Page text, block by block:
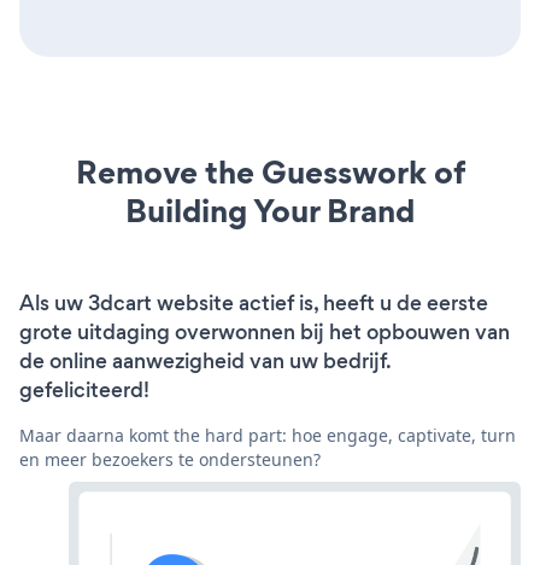
Remove the Guesswork of
Building Your Brand
Als uw 3dcart website actief is, heeft u de eerste
grote uitdaging overwonnen bij het opbouwen van
de online aanwezigheid van uw bedrijf.
gefeliciteerd!
Maar daarna komt the hard part: hoe engage, captivate, turn
en meer bezoekers te ondersteunen?